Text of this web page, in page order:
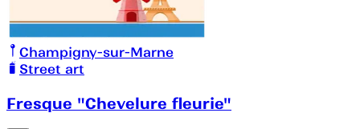
Champigny-sur-Marne
Street art
Fresque "Chevelure fleurie"